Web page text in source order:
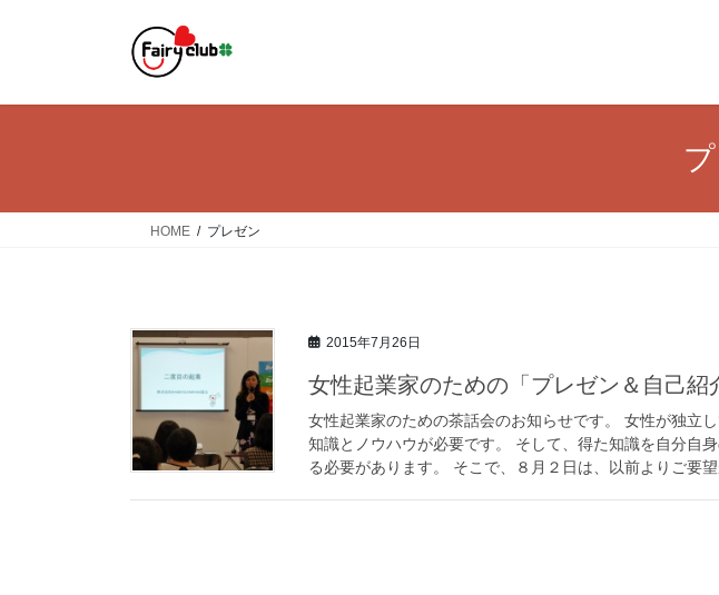
HOME プレゼン
2015年7月26日
女性起業家のための「プレゼン＆自己紹
女性起業家のための茶話会のお知らせです。 女性が独立
知識とノウハウが必要です。 そして、得た知識を自分自
る必要があります。 そこで、８月２日は、以前よりご要